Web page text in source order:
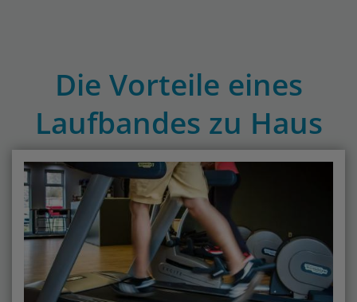
Die Vorteile eines
Laufbandes zu Haus